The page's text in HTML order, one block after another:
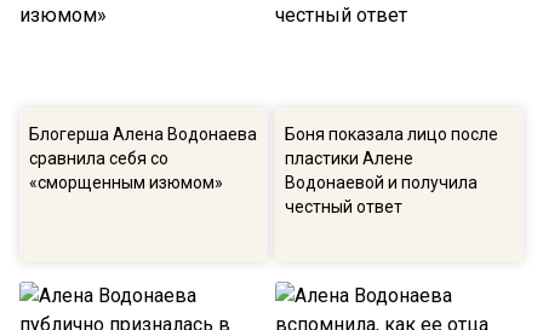
Блогерша Алена Водонаева
сравнила себя со
«сморщенным изюмом»
Боня показала лицо после
пластики Алене
Водонаевой и получила
честный ответ